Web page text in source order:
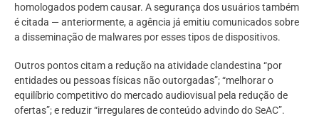
homologados podem causar. A segurança dos usuários também
é citada — anteriormente, a agência já emitiu comunicados sobre
a disseminação de malwares por esses tipos de dispositivos.
Outros pontos citam a redução na atividade clandestina “por
entidades ou pessoas físicas não outorgadas”; “melhorar o
equilíbrio competitivo do mercado audiovisual pela redução de
ofertas”; e reduzir “irregulares de conteúdo advindo do SeAC”.